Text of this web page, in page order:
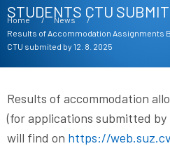
STUDENTS CTU
Breadcrumb
Home
News
Current:
Results of Accommodation Assignments
CTU submited by 12. 8. 2025
Results of accommodation
(for applications submitted by
will find on https://